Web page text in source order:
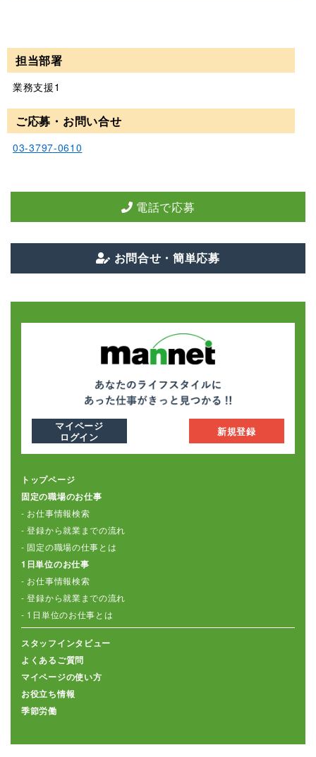
担当部署
業務支援1
ご応募・お問い合せ
03-3797-0610
電話で応募
お問合せ・簡単応募
マイページ
ログイン
新規登録
トップページ
固定の職場のお仕事
- お仕事情報検索
- 登録から就業までの流れ
- 固定の職場の仕事とは
1日単位のお仕事
- お仕事情報検索
- 登録から就業までの流れ
- 1日単位のお仕事とは
スタッフインタビュー
よくあるご質問
マイページの使い方
お役立ち情報
季節労働